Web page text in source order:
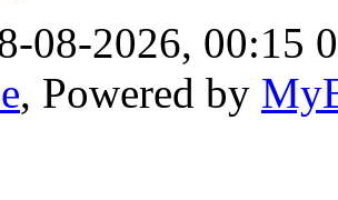
08-2026, 00:15 0
, Powered by